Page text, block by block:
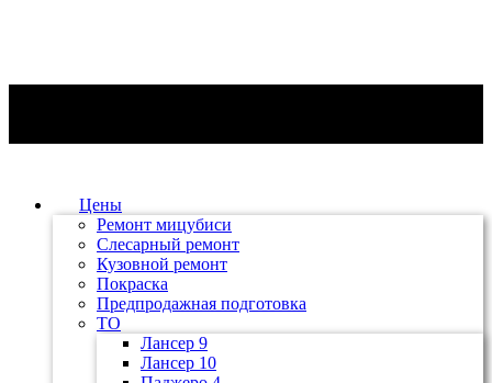
Цены
Ремонт мицубиси
Слесарный ремонт
Кузовной ремонт
Покраска
Предпродажная подготовка
ТО
Лансер 9
Лансер 10